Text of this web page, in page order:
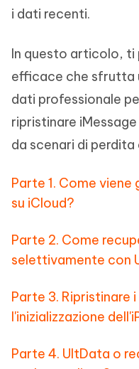
i dati recenti.
In questo articolo, ti
efficace che sfrutta
dati professionale
ripristinare
da scenari di perdita
Parte 1. Come
su iCloud?
Parte 2. Come
selettivamente con
Parte 3. Ripristinare
l'inizializzazione
Parte 4. UltData o